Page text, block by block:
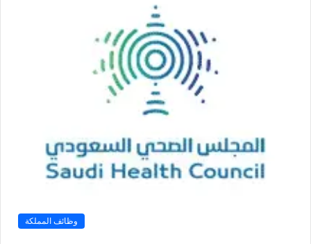
وظائف المملكة